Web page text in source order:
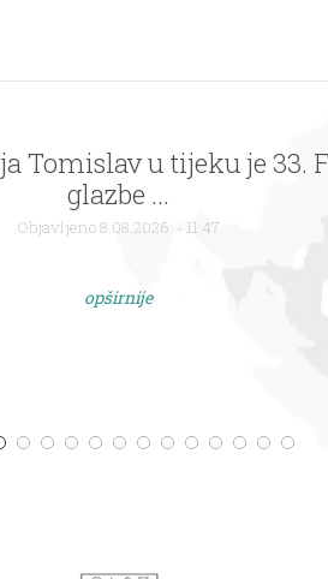
Tomislav u tijeku je 33.
glazbe ...
Objavljeno 8.08.2026. - 11:47
opširnije